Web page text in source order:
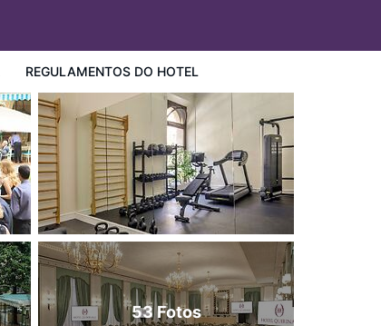
REGULAMENTOS DO HOTEL
53 Fotos